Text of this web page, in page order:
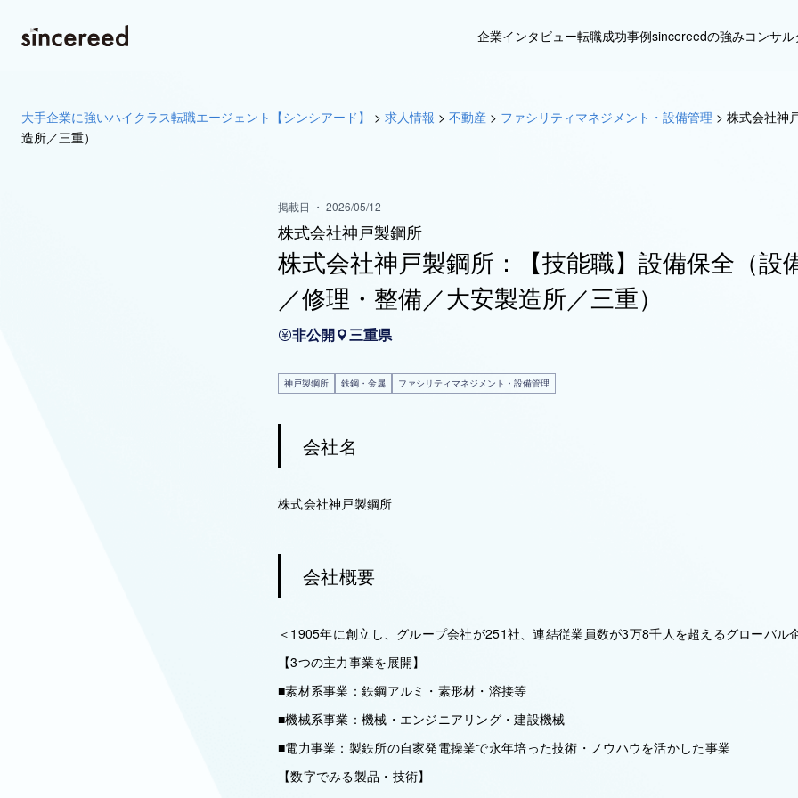
企業インタビュー転職成功事例sincereedの強みコンサ
大手企業に強いハイクラス転職エージェント【シンシアード】 > 求人情報 > 不動産 > ファシリティマネジメント・設備管理 > 株式会社神
造所／三重）
掲載日 ・ 2026/05/12
株式会社神戸製鋼所
株式会社神戸製鋼所：【技能職】設備保全（設
／修理・整備／大安製造所／三重）
非公開 三重県
神戸製鋼所 鉄鋼・金属 ファシリティマネジメント・設備管理
会社名
株式会社神戸製鋼所
会社概要
＜1905年に創立し、グループ会社が251社、連結従業員数が3万8千人を超えるグローバル
【3つの主力事業を展開】
■素材系事業：鉄鋼アルミ・素形材・溶接等
■機械系事業：機械・エンジニアリング・建設機械
■電力事業：製鉄所の⾃家発電操業で永年培った技術・ノウハウを活かした事業
【数字でみる製品・技術】